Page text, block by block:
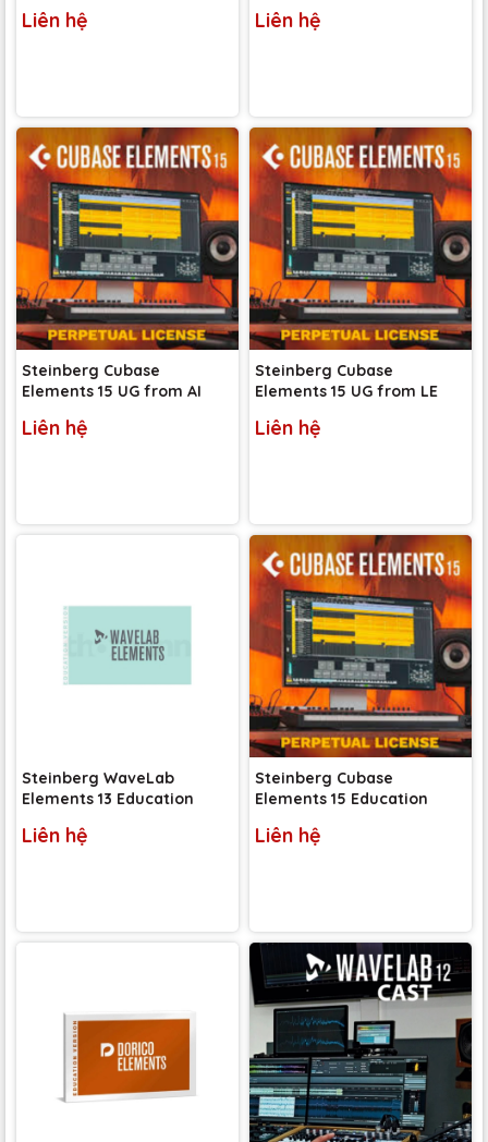
Liên hệ Liên hệ
Steinberg Cubase
Elements 15 UG from AI
Liên hệ
Steinberg Cubase
Elements 15 UG from LE
Liên hệ
Steinberg WaveLab
Elements 13 Education
Liên hệ
Steinberg Cubase
Elements 15 Education
Liên hệ